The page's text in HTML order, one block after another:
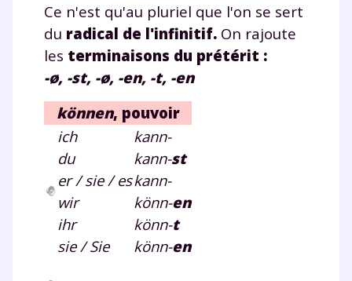
Ce n'est qu'au pluriel que l'on se sert
du radical de l'infinitif. On rajoute
les terminaisons du prétérit :
-ø, -st, -ø, -en, -t, -en
können, pouvoir
ich
du
er / sie / es
wir
ihr
sie / Sie
kann-
kann-st
kann-
könn-en
könn-t
könn-en